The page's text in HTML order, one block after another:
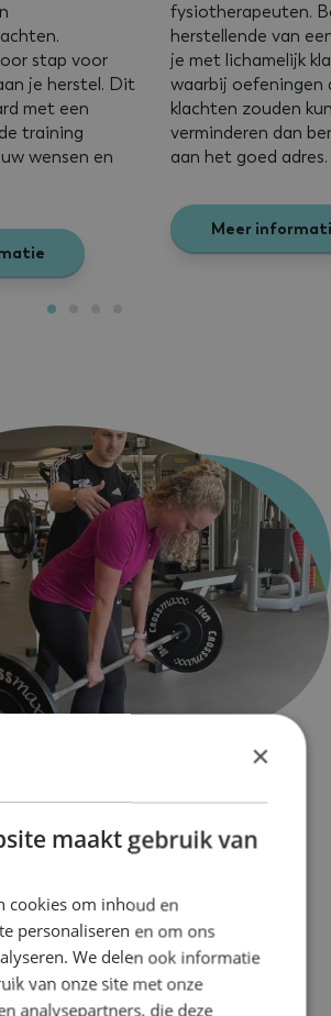
stap voor
je herstel. Dit
met een
training
wensen en
fysiotherapeuten.
herstellende van
je met lichamelijk
waarbij oefeningen
klachten zouden
verminderen dan
aan het goed adres.
Meer
Training vertaal ik jouw
doelen naar een telkens
programma
van onze personal trainers
op maat
×
maakt gebruik van
cookies om inhoud en
personaliseren en om ons
We delen ook informatie
van onze site met onze
analysepartners, die deze